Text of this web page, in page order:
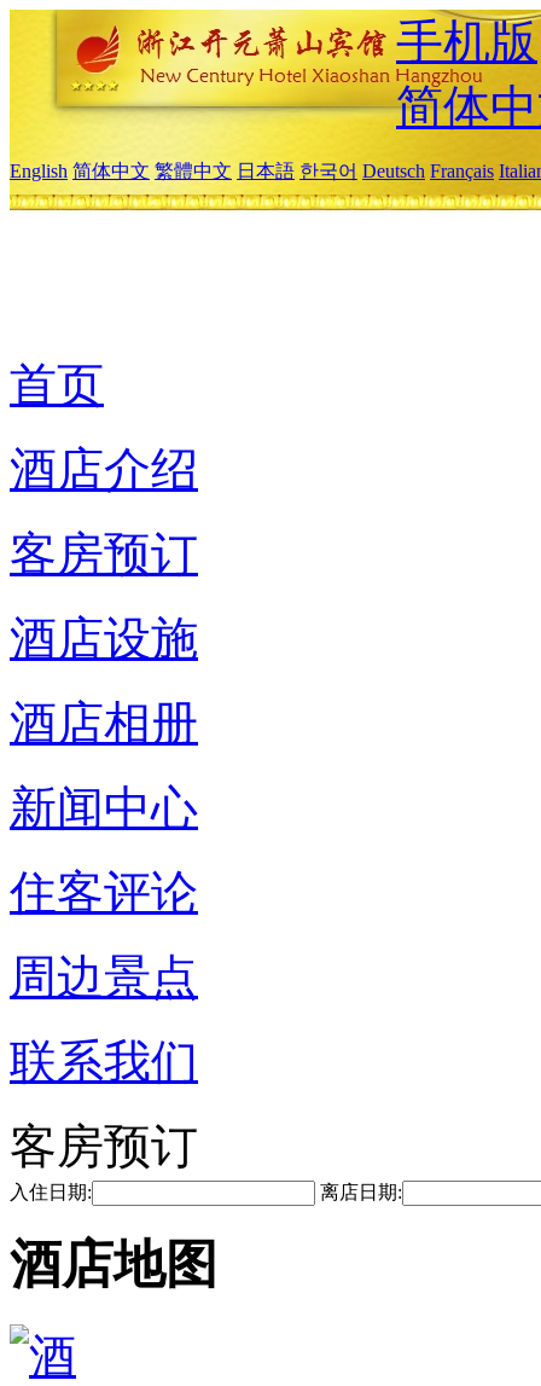
手机版
简体
English 简体中文 繁體中文 日本語 한국어 Deutsch Français
首页
酒店介绍
客房预订
酒店设施
酒店相册
新闻中心
住客评论
周边景点
联系我们
客房预订
入住日期: 离店日期:
酒店地图